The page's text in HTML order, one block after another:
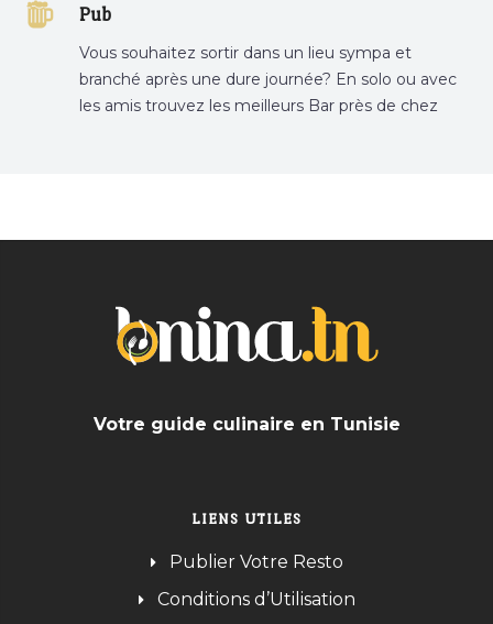
Pub
Vous souhaitez sortir dans un lieu sympa et
branché après une dure journée? En solo ou avec
les amis trouvez les meilleurs Bar près de chez
Votre guide culinaire en Tunisie
LIENS UTILES
Publier Votre Resto
Conditions d’Utilisation